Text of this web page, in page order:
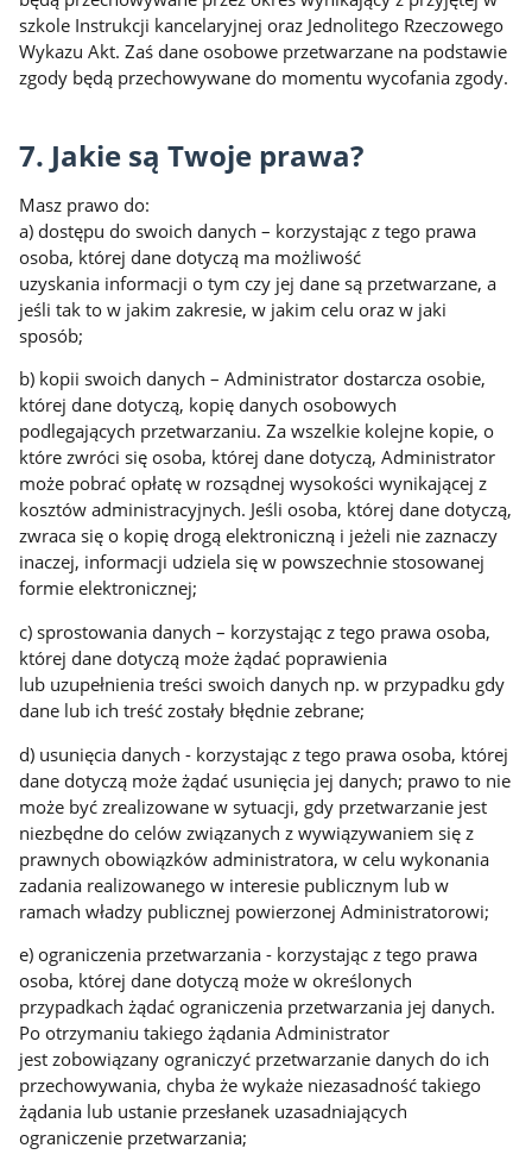
szkole Instrukcji kancelaryjnej oraz Jednolitego Rzeczowego
Wykazu Akt. Zaś dane osobowe przetwarzane na podstawie
zgody będą przechowywane do momentu wycofania zgody.
7. Jakie są Twoje prawa?
Masz prawo do:
a) dostępu do swoich danych – korzystając z tego prawa
osoba, której dane dotyczą ma możliwość
uzyskania informacji o tym czy jej dane są przetwarzane, a
jeśli tak to w jakim zakresie, w jakim celu oraz w jaki
sposób;
b) kopii swoich danych – Administrator dostarcza osobie,
której dane dotyczą, kopię danych osobowych
podlegających przetwarzaniu. Za wszelkie kolejne kopie, o
które zwróci się osoba, której dane dotyczą, Administrator
może pobrać opłatę w rozsądnej wysokości wynikającej z
kosztów administracyjnych. Jeśli osoba, której dane dotyczą,
zwraca się o kopię drogą elektroniczną i jeżeli nie zaznaczy
inaczej, informacji udziela się w powszechnie stosowanej
formie elektronicznej;
c) sprostowania danych – korzystając z tego prawa osoba,
której dane dotyczą może żądać poprawienia
lub uzupełnienia treści swoich danych np. w przypadku gdy
dane lub ich treść zostały błędnie zebrane;
d) usunięcia danych - korzystając z tego prawa osoba, której
dane dotyczą może żądać usunięcia jej danych; prawo to nie
może być zrealizowane w sytuacji, gdy przetwarzanie jest
niezbędne do celów związanych z wywiązywaniem się z
prawnych obowiązków administratora, w celu wykonania
zadania realizowanego w interesie publicznym lub w
ramach władzy publicznej powierzonej Administratorowi;
e) ograniczenia przetwarzania - korzystając z tego prawa
osoba, której dane dotyczą może w określonych
przypadkach żądać ograniczenia przetwarzania jej danych.
Po otrzymaniu takiego żądania Administrator
jest zobowiązany ograniczyć przetwarzanie danych do ich
przechowywania, chyba że wykaże niezasadność takiego
żądania lub ustanie przesłanek uzasadniających
ograniczenie przetwarzania;